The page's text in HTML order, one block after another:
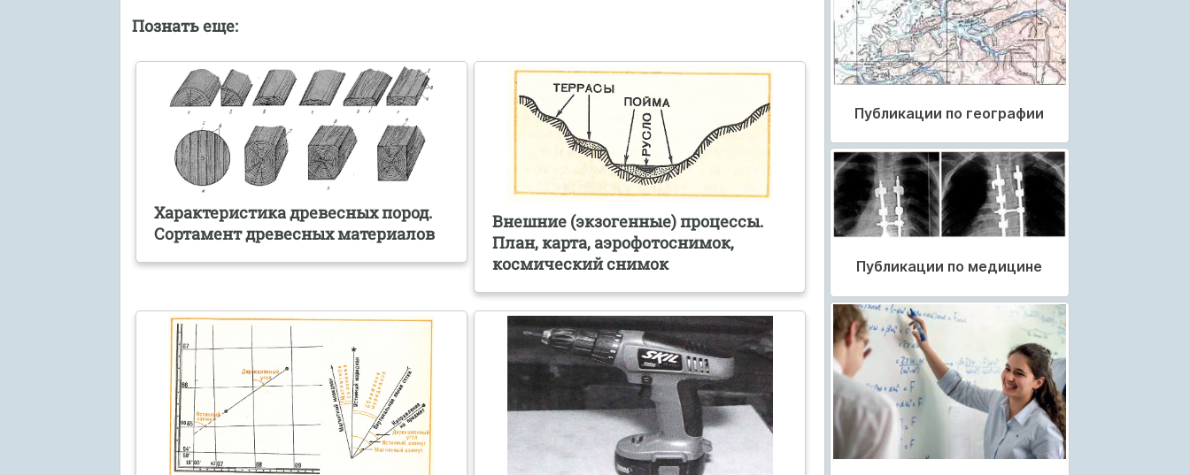
Познать еще:
Характеристика древесных пород.
Сортамент древесных материалов
Внешние (экзогенные) процессы.
План, карта, аэрофотоснимок,
космический снимок
Публикации по географии
Публикации по медицине